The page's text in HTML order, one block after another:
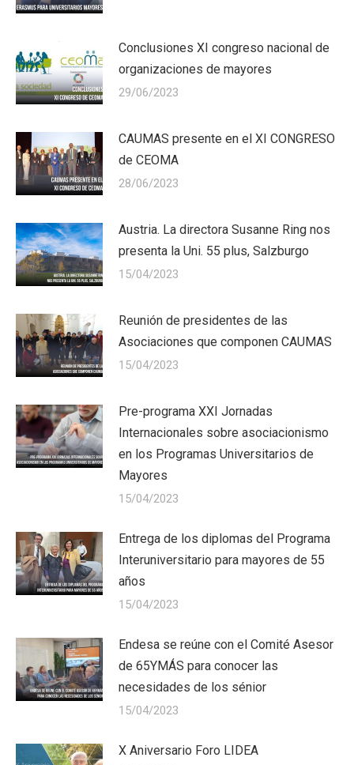
Conclusiones XI congreso nacional de
organizaciones de mayores
29/06/2023
CAUMAS presente en el XI CONGRESO
de CEOMA
28/06/2023
Austria. La directora Susanne Ring nos
presenta la Uni. 55 plus, Salzburgo
15/04/2023
Reunión de presidentes de las
Asociaciones que componen CAUMAS
15/04/2023
Pre-programa XXI Jornadas
Internacionales sobre asociacionismo
en los Programas Universitarios de
Mayores
15/04/2023
Entrega de los diplomas del Programa
Interuniversitario para mayores de 55
años
15/04/2023
Endesa se reúne con el Comité Asesor
de 65YMÁS para conocer las
necesidades de los sénior
15/04/2023
X Aniversario Foro LIDEA